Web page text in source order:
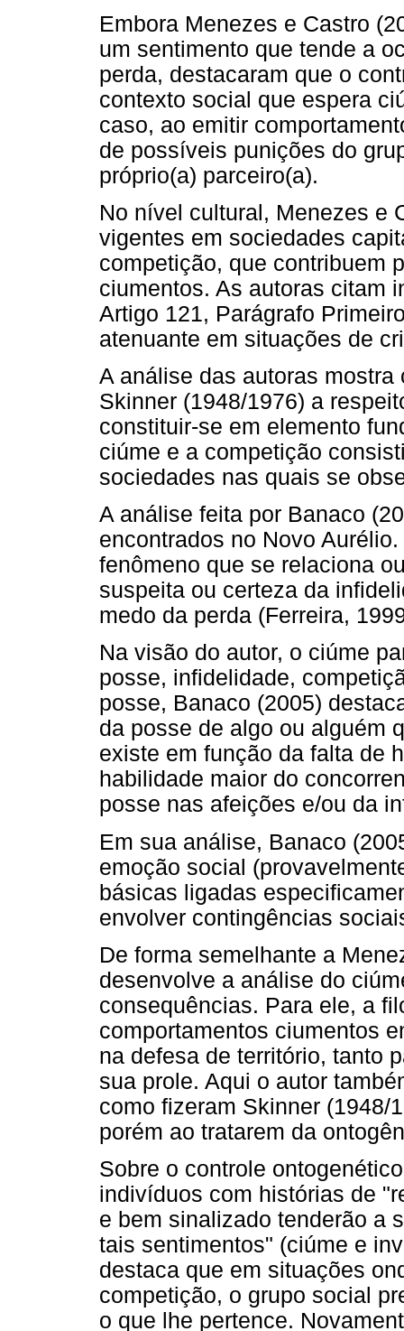
Embora Menezes e Castro
um sentimento que tende a
perda, destacaram que o
contexto social que espera
caso, ao emitir
de possíveis punições do
próprio(a) parceiro(a).
No nível cultural, Menezes e
vigentes em sociedades
competição, que contribuem
ciumentos. As autoras citam
Artigo 121, Parágrafo
atenuante em situações de
A análise das autoras
Skinner (1948/1976) a
constituir-se em elemento
ciúme e a competição
sociedades nas quais se
A análise feita por Banaco
encontrados no Novo
fenômeno que se relaciona
suspeita ou certeza da
medo da perda (Ferreira,
Na visão do autor, o ciúme
posse, infidelidade,
posse, Banaco (2005)
da posse de algo ou alguém
existe em função da falta de
habilidade maior do
posse nas afeições e/ou da
Em sua análise, Banaco
emoção social
básicas ligadas
envolver contingências
De forma semelhante a
desenvolve a análise do
consequências. Para ele, a
comportamentos ciumentos
na defesa de território, tanto
sua prole. Aqui o autor
como fizeram Skinner (1948/
porém ao tratarem da
Sobre o controle
indivíduos com histórias de
e bem sinalizado tenderão a
tais sentimentos" (ciúme e
destaca que em situações
competição, o grupo social
o que lhe pertence.